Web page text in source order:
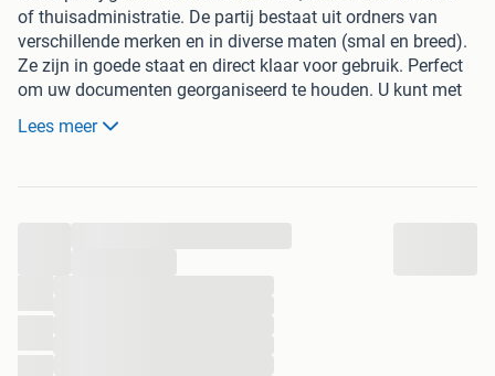
of thuisadministratie. De partij bestaat uit ordners van
verschillende merken en in diverse maten (smal en breed).
Ze zijn in goede staat en direct klaar voor gebruik. Perfect
om uw documenten georganiseerd te houden. U kunt met
de auto voorrijden om ze in te laden.
Lees meer